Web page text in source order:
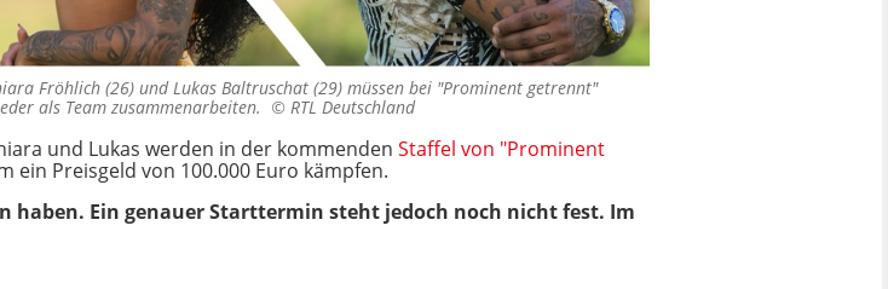
Fröhlich (26) und Lukas Baltruschat (29) müssen bei "Prominent getrennt"
als Team zusammenarbeiten. © RTL Deutschland
und Lukas werden in der kommenden Staffel von "Prominent
ein Preisgeld von 100.000 Euro kämpfen.
Ein genauer Starttermin steht jedoch noch nicht fest. Im